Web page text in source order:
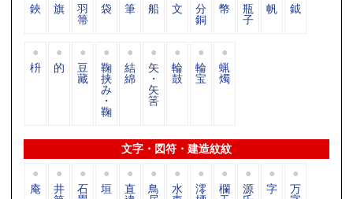
鋏 旗 羽
箒
袋 筆 船 文 分
銅
幣 瓶
子
帆 鉞
枡 的 豆
藏
鞠
挟
み
・
鞠
結
綿
矢
・
矢
筈
輪
鼓
輪
宝
蝋
燭
文字・図符・建造紋紋
庵 井 石 垣 直 鳥 水 澪 欄 源 字 万